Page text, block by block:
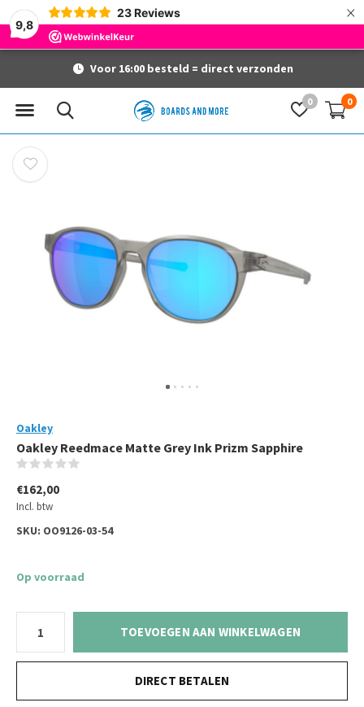
9,8
23 Reviews ×
0 0
Voor 16:00 besteld = direct verzonden
Oakley
Oakley Reedmace Matte Grey Ink Prizm Sapphire
€162,00
Incl. btw
SKU: OO9126-03-54
Op voorraad
TOEVOEGEN AAN WINKELWAGEN
DIRECT BETALEN